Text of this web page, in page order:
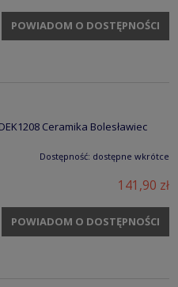
POWIADOM O DOSTĘPNOŚCI
Ceramika Bolesławiec
Dostępność: dostępne wkrótce
141,90 zł
POWIADOM O DOSTĘPNOŚCI